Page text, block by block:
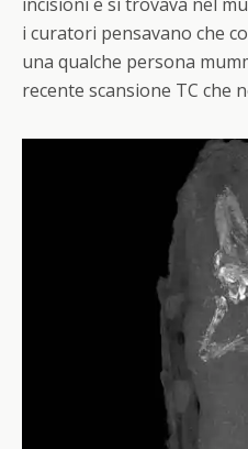
i curatori pensavano che
una qualche persona
recente scansione TC che